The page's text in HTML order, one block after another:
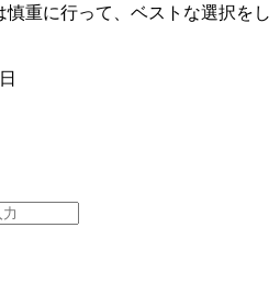
重に行って、ベストな選択をし